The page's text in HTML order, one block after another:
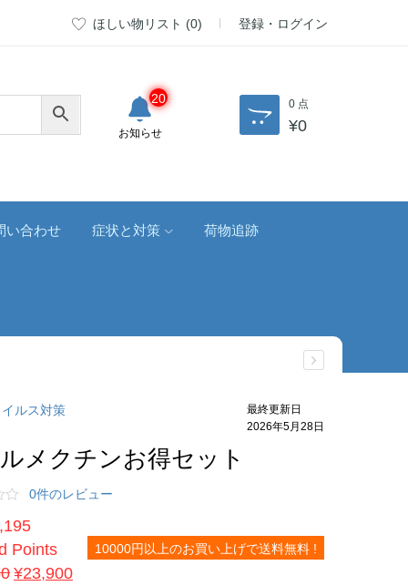
ほしい物リスト (0) 登録・ログイン
お知らせ
20 0 点
¥0
い合わせ 症状と対策 荷物追跡
ルス対策
最終更新日
2026年5月28日
メクチンお得セット
0件のレビュー
Points
元
¥23,900現
10000円以上のお買い上げで送料無料 !